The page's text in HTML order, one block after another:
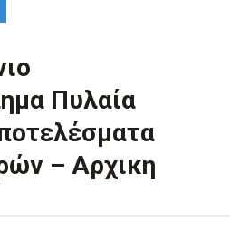
Πυλαία
– Αρχικη